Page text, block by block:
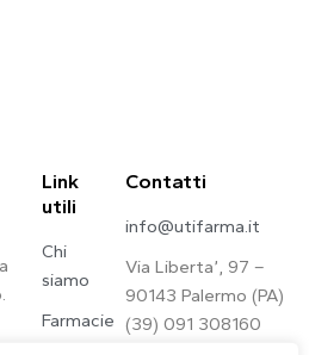
Link
utili
Chi
siamo
Farmacie
Contatti
info@utifarma.it
Via Liberta’, 97 –
90143 Palermo (PA)
(39) 091 308160